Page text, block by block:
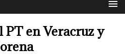
en Veracruz y